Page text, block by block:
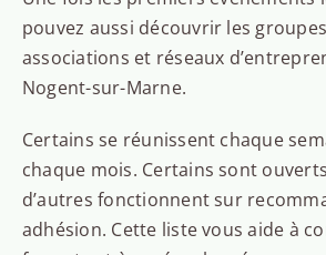
pouvez aussi découvrir les
associations et réseaux
Nogent-sur-Marne.
Certains se réunissent chaque
chaque mois. Certains sont
d’autres fonctionnent sur
adhésion. Cette liste vous aide à